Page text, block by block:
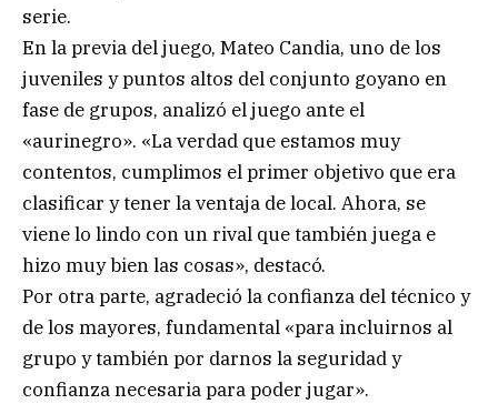
serie.
En la previa del juego, Mateo Candia, uno de los
juveniles y puntos altos del conjunto goyano en
fase de grupos, analizó el juego ante el
«aurinegro». «La verdad que estamos muy
contentos, cumplimos el primer objetivo que era
clasificar y tener la ventaja de local. Ahora, se
viene lo lindo con un rival que también juega e
hizo muy bien las cosas», destacó.
Por otra parte, agradeció la confianza del técnico y
de los mayores, fundamental «para incluirnos al
grupo y también por darnos la seguridad y
confianza necesaria para poder jugar».